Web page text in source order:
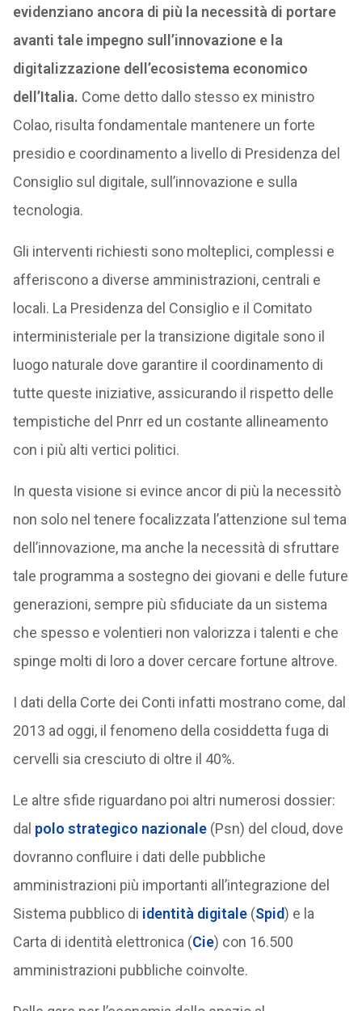
evidenziano ancora di più la necessità di portare
avanti tale impegno sull’innovazione e la
digitalizzazione dell’ecosistema economico
dell’Italia. Come detto dallo stesso ex ministro
Colao, risulta fondamentale mantenere un forte
presidio e coordinamento a livello di Presidenza del
Consiglio sul digitale, sull’innovazione e sulla
tecnologia.
Gli interventi richiesti sono molteplici, complessi e
afferiscono a diverse amministrazioni, centrali e
locali. La Presidenza del Consiglio e il Comitato
interministeriale per la transizione digitale sono il
luogo naturale dove garantire il coordinamento di
tutte queste iniziative, assicurando il rispetto delle
tempistiche del Pnrr ed un costante allineamento
con i più alti vertici politici.
In questa visione si evince ancor di più la necessitò
non solo nel tenere focalizzata l’attenzione sul tema
dell’innovazione, ma anche la necessità di sfruttare
tale programma a sostegno dei giovani e delle future
generazioni, sempre più sfiduciate da un sistema
che spesso e volentieri non valorizza i talenti e che
spinge molti di loro a dover cercare fortune altrove.
I dati della Corte dei Conti infatti mostrano come, dal
2013 ad oggi, il fenomeno della cosiddetta fuga di
cervelli sia cresciuto di oltre il 40%.
Le altre sfide riguardano poi altri numerosi dossier:
dal polo strategico nazionale(Psn) del cloud, dove
dovranno confluire i dati delle pubbliche
amministrazioni più importanti all’integrazione del
Sistema pubblico di identità digitale(Spid) e la
Carta di identità elettronica (Cie) con 16.500
amministrazioni pubbliche coinvolte.